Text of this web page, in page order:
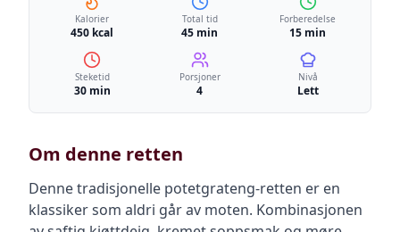
Kalorier
450 kcal
Total tid
45 min
Forberedelse
15 min
Steketid
30 min
Porsjoner
4
Nivå
Lett
Om denne retten
Denne tradisjonelle potetgrateng-retten er en
klassiker som aldri går av moten. Kombinasjonen